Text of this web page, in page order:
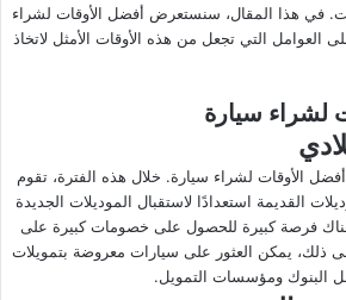
في هذا المقال، سنستعرض أفضل الأوقات لشراء
العوامل التي تجعل من هذه الأوقات الأمثل لاتخاذ
لشراء سيارة
أفضل الأوقات لشراء سيارة. خلال هذه الفترة، تقوم
القديمة استعدادًا لاستقبال الموديلات الجديدة
فرصة كبيرة للحصول على خصومات كبيرة على
ذلك، يمكن العثور على سيارات معروضة بتمويلات
البنوك ومؤسسات التمويل.